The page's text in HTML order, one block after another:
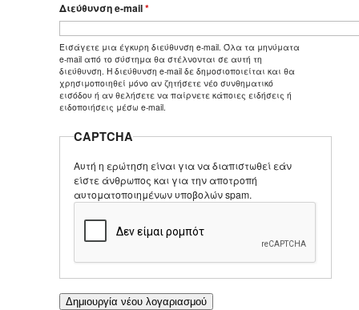
Διεύθυνση e-mail*
Εισάγετε μια έγκυρη διεύθυνση e-mail. Όλα τα μηνύματα
e-mail από το σύστημα θα στέλνονται σε αυτή τη
διεύθυνση. Η διεύθυνση e-mail δε δημοσιοποιείται και θα
χρησιμοποιηθεί μόνο αν ζητήσετε νέο συνθηματικό
εισόδου ή αν θελήσετε να παίρνετε κάποιες ειδήσεις ή
ειδοποιήσεις μέσω e-mail.
CAPTCHA
Αυτή η ερώτηση είναι για να διαπιστωθεί εάν
είστε άνθρωπος και για την αποτροπή
αυτοματοποιημένων υποβολών spam.